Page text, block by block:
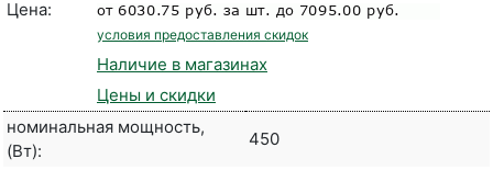
Цена:
условия предоставления скидок
Наличие в магазинах
Цены и скидки
номинальная мощность,
(Вт):
450